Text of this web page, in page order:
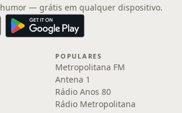
— grátis em qualquer dispositivo.
POPULARES
Metropolitana FM
Antena 1
Rádio Anos 80
Rádio Metropolitana